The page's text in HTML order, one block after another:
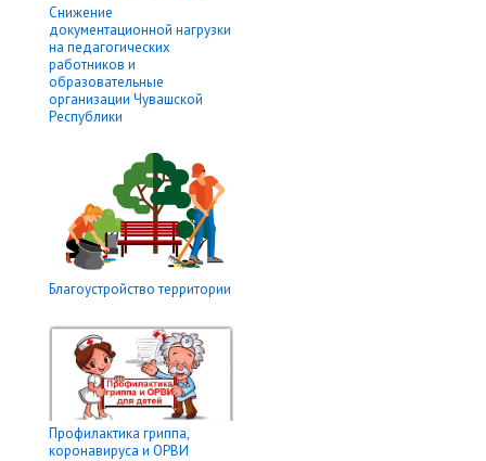
Снижение
документационной нагрузки
на педагогических
работников и
образовательные
организации Чувашской
Республики
Благоустройство территории
Профилактика гриппа,
коронавируса и ОРВИ